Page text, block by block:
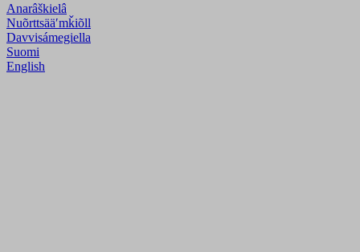
Anarâškielâ
Nuõrttsääʹmǩiõll
Davvisámegiella
Suomi
English